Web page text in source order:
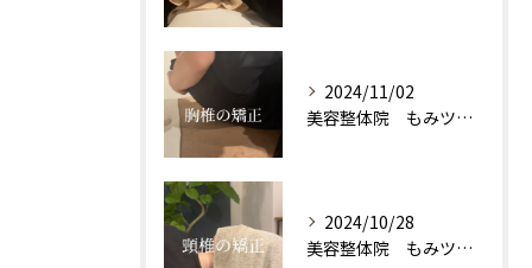
2024/11/02
美容整体院 もみツボ 桜山店
2024/10/28
美容整体院 もみツボ 桜山店